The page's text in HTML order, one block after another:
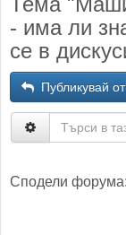
- има ли
се в
Публикувай
Сподели форума: